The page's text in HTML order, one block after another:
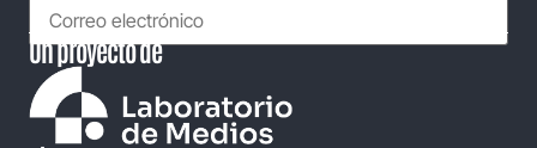
Un proyecto de